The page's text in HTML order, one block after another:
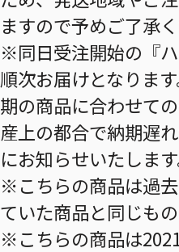
ますので予めご了承く
※同日受注開始の『
順次お届けとなりま
期の商品に合わせて
産上の都合で納期遅
にお知らせいたします
※こちらの商品は過
ていた商品と同じもの
※こちらの商品は